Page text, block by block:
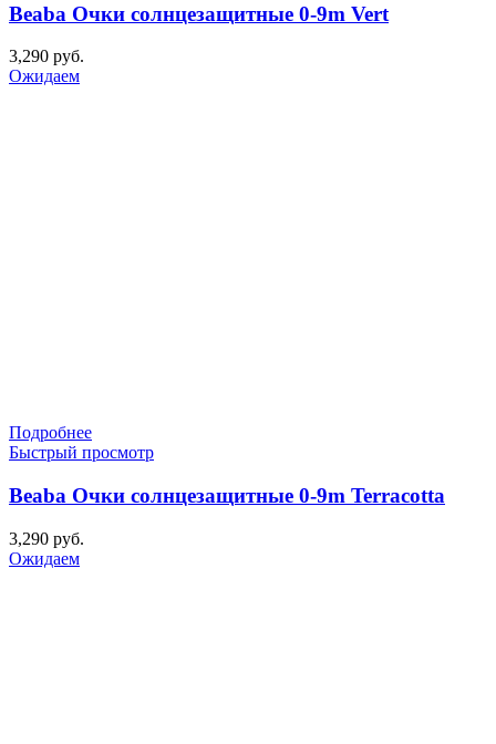
Beaba Очки солнцезащитные 0-9m Vert
3,290 руб.
Ожидаем
Подробнее
Быстрый просмотр
Beaba Очки солнцезащитные 0-9m Terracotta
3,290 руб.
Ожидаем